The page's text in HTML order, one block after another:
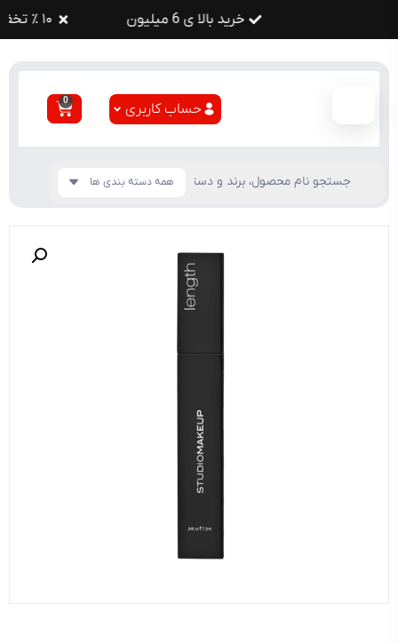
خرید بالا ی 6 میلیون ۱۰ ٪ تخفیف
حساب کاربری 0